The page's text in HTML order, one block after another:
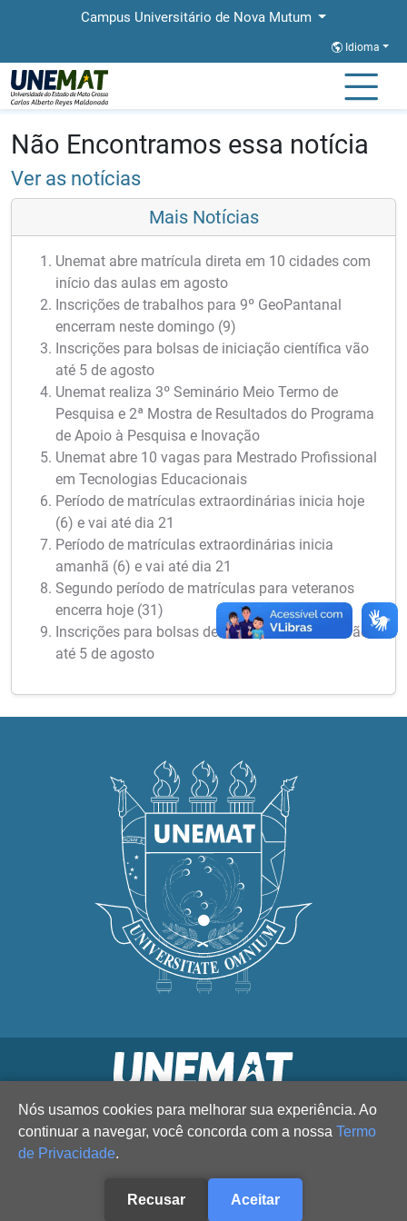
Campus Universitário de Nova Mutum
Idioma
Página Inicial
Não Encontramos essa notícia
Ver as notícias
Mais Notícias
Unemat abre matrícula direta em 10 cidades com
início das aulas em agosto
Inscrições de trabalhos para 9º GeoPantanal
encerram neste domingo (9)
Inscrições para bolsas de iniciação científica vão
até 5 de agosto
Unemat realiza 3º Seminário Meio Termo de
Pesquisa e 2ª Mostra de Resultados do Programa
de Apoio à Pesquisa e Inovação
Unemat abre 10 vagas para Mestrado Profissional
em Tecnologias Educacionais
Período de matrículas extraordinárias inicia hoje
(6) e vai até dia 21
Período de matrículas extraordinárias inicia
amanhã (6) e vai até dia 21
Segundo período de matrículas para veteranos
encerra hoje (31)
Inscrições para bolsas de iniciação científica vão
até 5 de agosto
Nós usamos cookies para melhorar sua experiência. Ao
continuar a navegar, você concorda com a nossa Termo
de Privacidade.
Recusar Aceitar